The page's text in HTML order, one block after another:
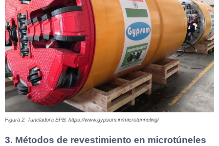
Figura 2. Tuneladora EPB. https://www.gypsum.in/microtunneling/
3. Métodos de revestimiento en microtúneles